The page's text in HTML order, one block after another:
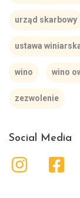
urząd skarbowy
ustawa
wino wino
zezwolenie
Social Media